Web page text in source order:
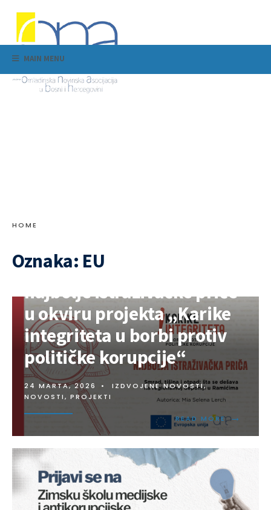
MAIN MENU
HOME
Oznaka: EU
Mia Selena Lerch autorica
najbolje istraživačke priče
u okviru projekta „Karike
integriteta u borbi protiv
političke korupcije“
24 MARTA, 2026 • IZDVOJENE NOVOSTI,
NOVOSTI, PROJEKTI
READ MORE →